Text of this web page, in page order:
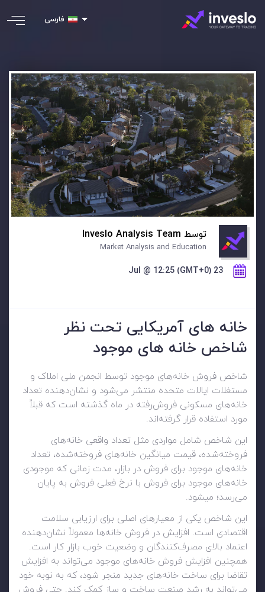
فارسی
توسط Inveslo Analysis Team
Market Analysis and Education
23 Jul @ 12:25 (GMT+0)
خانه های آمریکایی تحت نظر
شاخص خانه های موجود
شاخص فروش خانه‌های موجود توسط انجمن ملی املاک و
مستغلات ایالات متحده منتشر می‌شود و نشان‌دهنده تعداد
خانه‌های مسکونی فروش‌رفته در ماه گذشته است که قبلاً
مورد استفاده قرار گرفته‌اند.
این شاخص شامل مواردی مثل تعداد واقعی خانه‌های
فروخته‌شده، قیمت میانگین خانه‌های فروخته‌شده، تعداد
خانه‌های موجود برای فروش در بازار، مدت زمانی که موجودی
خانه‌های موجود برای فروش با نرخ فعلی فروش به پایان
می‌رسد؛ میشود.
این شاخص یکی از معیارهای اصلی برای ارزیابی سلامت
اقتصادی است. افزایش در فروش خانه‌ها معمولاً نشان‌دهنده
اعتماد بالای مصرف‌کنندگان و وضعیت خوب بازار کار است.
همچنین افزایش فروش خانه‌های موجود می‌تواند به افزایش
تقاضا برای ساخت خانه‌های جدید منجر شود، که به نوبه خود